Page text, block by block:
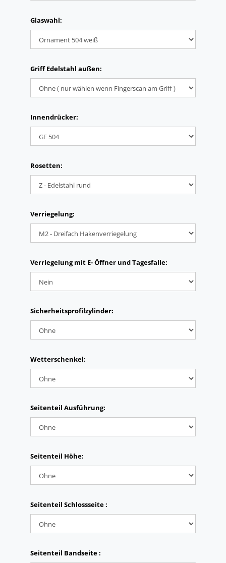
Glaswahl:
Griff Edelstahl außen:
Innendrücker:
Rosetten:
Verriegelung:
Verriegelung mit E- Öffner und Tagesfalle:
Sicherheitsprofilzylinder:
Wetterschenkel:
Seitenteil Ausführung:
Seitenteil Höhe:
Seitenteil Schlossseite :
Seitenteil Bandseite :